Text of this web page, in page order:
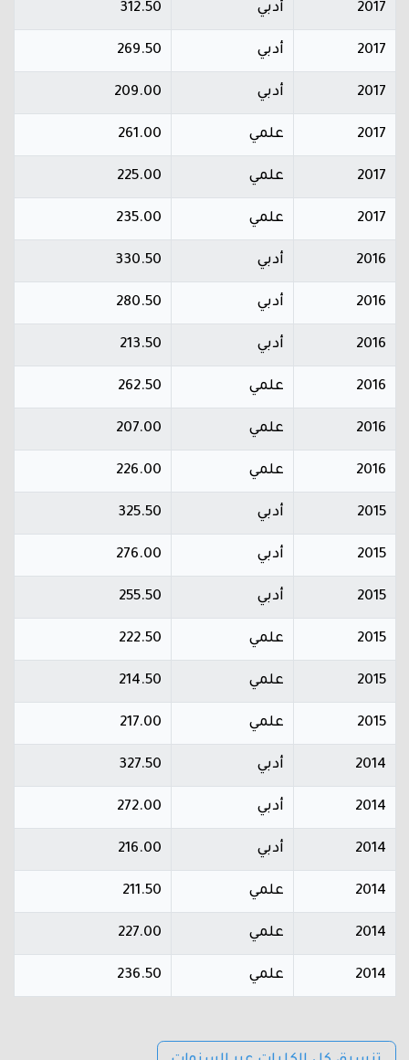
2017 أدبي 312.50
2017 أدبي 269.50
2017 أدبي 209.00
2017 علمي 261.00
2017 علمي 225.00
2017 علمي 235.00
2016 أدبي 330.50
2016 أدبي 280.50
2016 أدبي 213.50
2016 علمي 262.50
2016 علمي 207.00
2016 علمي 226.00
2015 أدبي 325.50
2015 أدبي 276.00
2015 أدبي 255.50
2015 علمي 222.50
2015 علمي 214.50
2015 علمي 217.00
2014 أدبي 327.50
2014 أدبي 272.00
2014 أدبي 216.00
2014 علمي 211.50
2014 علمي 227.00
2014 علمي 236.50